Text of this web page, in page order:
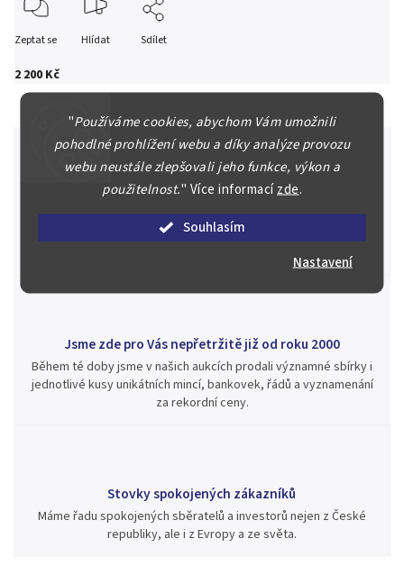
"Používáme cookies, abychom Vám umožnili
pohodlné prohlížení webu a díky analýze provozu
webu neustále zlepšovali jeho funkce, výkon a
použitelnost." Více informacízde.
Souhlasím
Nastavení
2 200 Kč
Zeptat se Hlídat Sdílet
Špičkové služby za nejlepší ceny
Náš kolektiv specialistů a znalců se Vám bude plně věnovat.
Posoudíme kvalitu a pravost Vašeho materiálu, prodáme v naší
Jsme zde pro Vás nepřetržitě již od roku 2000
Během té doby jsme v našich aukcích prodali významné sbírky i
jednotlivé kusy unikátních mincí, bankovek, řádů a vyznamenání
za rekordní ceny.
Stovky spokojených zákazníků
Máme řadu spokojených sběratelů a investorů nejen z České
republiky, ale i z Evropy a ze světa.